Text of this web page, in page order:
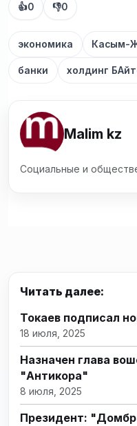
👍0 👎0
экономика Касым-
банки холдинг
Malim kz
Социальные и
Читать далее:
Токаев подписал
18 июля, 2025
Назначен глава
"Антикора"
8 июля, 2025
Президент: